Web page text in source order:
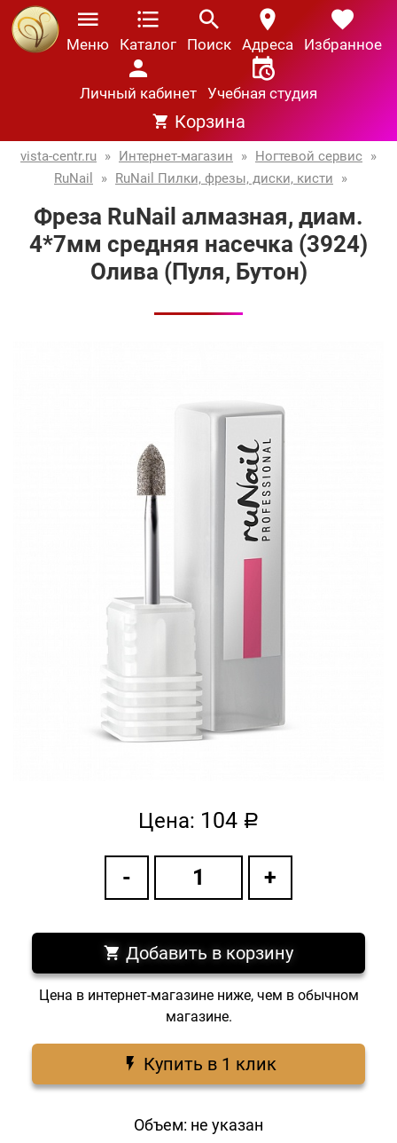
Меню Каталог Поиск Адреса Избранное
Личный кабинет Учебная студия
Корзина
vista-centr.ru » Интернет-магазин » Ногтевой сервис »
RuNail
» RuNail Пилки, фрезы, диски, кисти »
Фреза RuNail алмазная, диам.
4*7мм средняя насечка (3924)
Олива (Пуля, Бутон)
Цена: 104 a
Добавить в корзину
Цена в интернет-магазине ниже, чем в обычном
магазине.
Купить в 1 клик
Объем: не указан